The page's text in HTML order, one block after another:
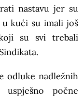
nastavu jer su
kući su imali još
su svi trebali
odluke nadležnih
počne